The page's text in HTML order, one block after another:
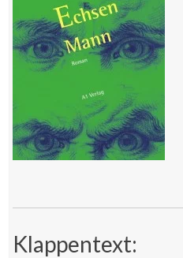
Klappentext: